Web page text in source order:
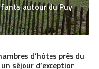
autour du Puy
d’hôtes près du
séjour d’exception